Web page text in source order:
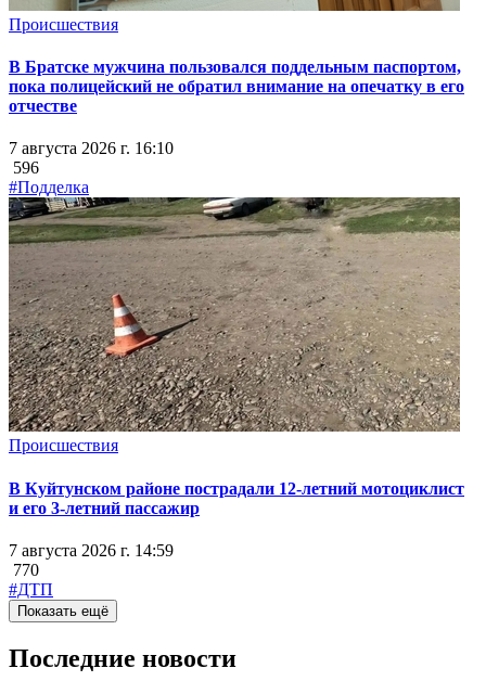
Происшествия
В Братске мужчина пользовался поддельным паспортом,
пока полицейский не обратил внимание на опечатку в его
отчестве
7 августа 2026 г. 16:10
596
#Подделка
Происшествия
В Куйтунском районе пострадали 12-летний мотоциклист
и его 3-летний пассажир
7 августа 2026 г. 14:59
770
#ДТП
Показать ещё
Последние новости